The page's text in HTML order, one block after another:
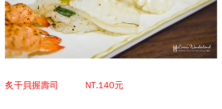
炙干貝握壽司 NT.140元